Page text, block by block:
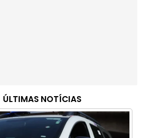
ÚLTIMAS NOTÍCIAS